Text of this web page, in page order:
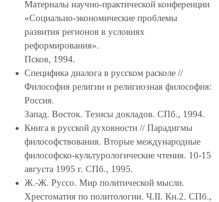
Материалы научно-практической конференции
«Социально-экономические проблемы
развития регионов в условиях
реформирования».
Псков, 1994.
Специфика диалога в русском расколе //
Философия религии и религиозная философия:
Россия.
Запад. Восток. Тезисы докладов. СПб., 1994.
Книга в русской духовности // Парадигмы
философствования. Вторые международные
философско-культурологические чтения. 10-15
августа 1995 г. СПб., 1995.
Ж.-Ж. Руссо. Мир политической мысли.
Хрестоматия по политологии. Ч.II. Кн.2. СПб.,